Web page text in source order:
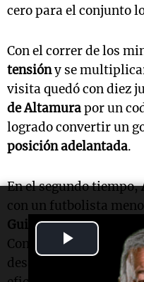
Video
cero para el conjunto
Con el correr de los
tensióny se
visita quedó con diez
de Altamurapor un
logrado convertir un
posición adelantada.
En el segundo tiempo,
con un futbolista
Guiñazú, quien
Con ambos equipos
desarrollo se volvió